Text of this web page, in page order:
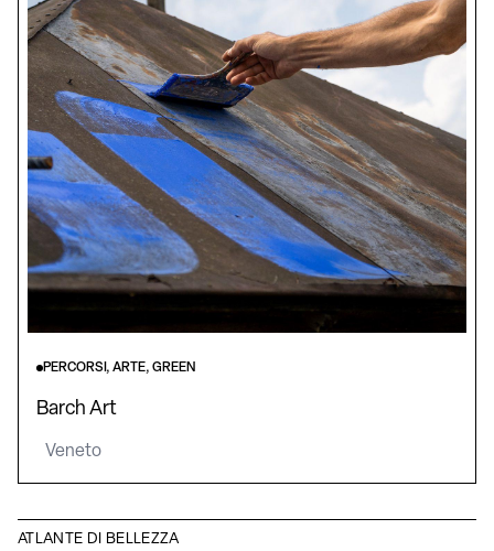
ATLANTE DI BELLEZZA
PERCORSI, ARTE, GREEN
Barch Art
Veneto